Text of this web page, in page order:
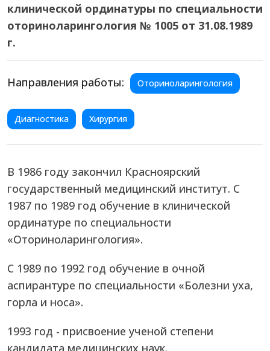
клинической ординатуры по специальности
оториноларингология № 1005 от 31.08.1989
г.
Направления работы: Оториноларингология
Диагностика Хирургия
В 1986 году закончил Красноярский
государственный медицинский институт. С
1987 по 1989 год обучение в клинической
ординатуре по специальности
«Оториноларингология».
С 1989 по 1992 год обучение в очной
аспирантуре по специальности «Болезни уха,
горла и носа».
1993 год - присвоение ученой степени
кандидата медицинских наук.